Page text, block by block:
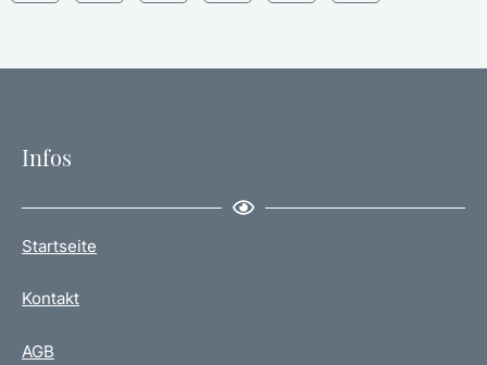
Infos
Startseite
Kontakt
AGB